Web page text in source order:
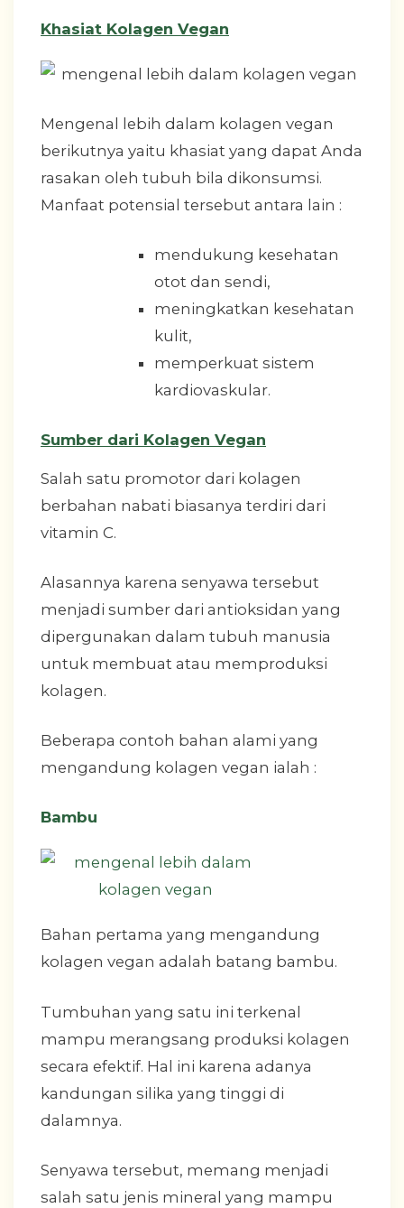
Khasiat Kolagen Vegan
Mengenal lebih dalam kolagen vegan
berikutnya yaitu khasiat yang dapat Anda
rasakan oleh tubuh bila dikonsumsi.
Manfaat potensial tersebut antara lain :
mendukung kesehatan
otot dan sendi,
meningkatkan kesehatan
kulit,
memperkuat sistem
kardiovaskular.
Sumber dari Kolagen Vegan
Salah satu promotor dari kolagen
berbahan nabati biasanya terdiri dari
vitamin C.
Alasannya karena senyawa tersebut
menjadi sumber dari antioksidan yang
dipergunakan dalam tubuh manusia
untuk membuat atau memproduksi
kolagen.
Beberapa contoh bahan alami yang
mengandung kolagen vegan ialah :
Bambu
Bahan pertama yang mengandung
kolagen vegan adalah batang bambu.
Tumbuhan yang satu ini terkenal
mampu merangsang produksi kolagen
secara efektif. Hal ini karena adanya
kandungan silika yang tinggi di
dalamnya.
Senyawa tersebut, memang menjadi
salah satu jenis mineral yang mampu